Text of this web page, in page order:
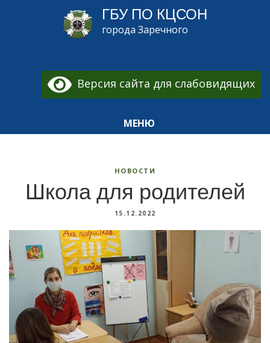
ГБУ ПО КЦСОН
города Заречного
Версия сайта для слабовидящих
МЕНЮ
НОВОСТИ
Школа для родителей
15.12.2022